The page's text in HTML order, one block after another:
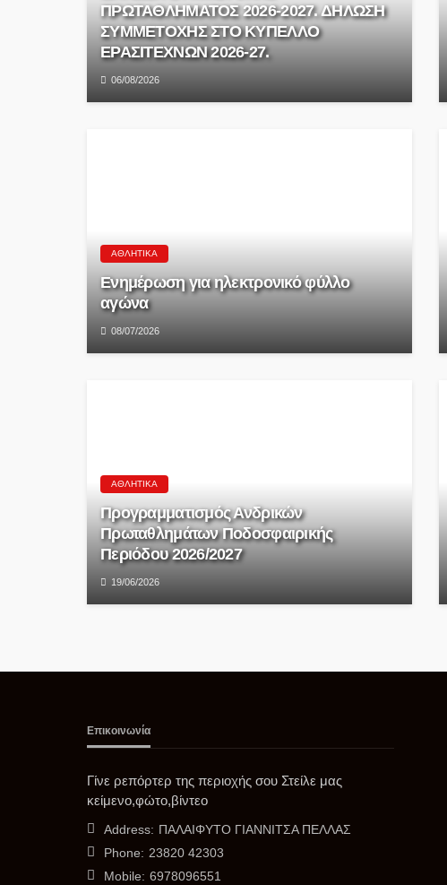
ΠΡΩΤΑΘΛΗΜΑΤΟΣ 2026-2027. ΔΗΛΩΣΗ
ΣΥΜΜΕΤΟΧΗΣ ΣΤΟ ΚΥΠΕΛΛΟ
ΕΡΑΣΙΤΕΧΝΩΝ 2026-27.
06/08/2026
ΑΘΛΗΤΙΚΆ
Ενημέρωση για ηλεκτρονικό φύλλο
αγώνα
08/07/2026
ΑΘΛΗΤΙΚΆ
Προγραμματισμός Ανδρικών
Πρωταθλημάτων Ποδοσφαιρικής
Περιόδου 2026/2027
19/06/2026
Επικοινωνία
Γίνε ρεπόρτερ της περιοχής σου Στείλε μας
κείμενο,φώτο,βίντεο
Address: ΠΑΛΑΙΦΥΤΟ ΓΙΑΝΝΙΤΣΑ ΠΕΛΛΑΣ
Phone: 23820 42303
Mobile: 6978096551